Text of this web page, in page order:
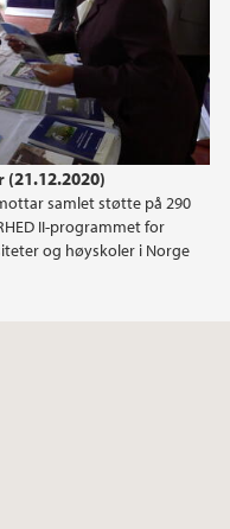
samlet støtte på 290
II-programmet for
og høyskoler i Norge